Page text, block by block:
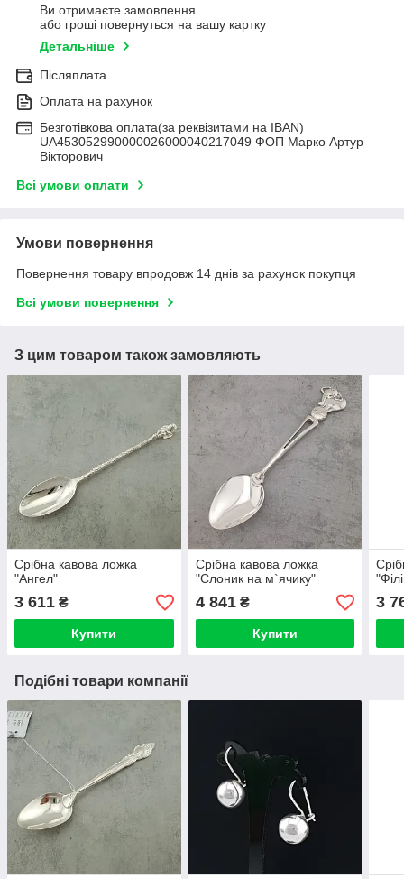
Ви отримаєте замовлення
або гроші повернуться на вашу картку
Детальніше
Післяплата
Оплата на рахунок
Безготівкова оплата(за реквізитами на IBAN)
UA453052990000026000040217049 ФОП Марко Артур
Вікторович
Всі умови оплати
Умови повернення
Повернення товару впродовж 14 днів за рахунок покупця
Всі умови повернення
З цим товаром також замовляють
Срібна кавова ложка
"Ангел"
3 611 ₴
Купити
Срібна кавова ложка
"Слоник на м`ячику"
4 841₴
Купити
3
Подібні товари компанії